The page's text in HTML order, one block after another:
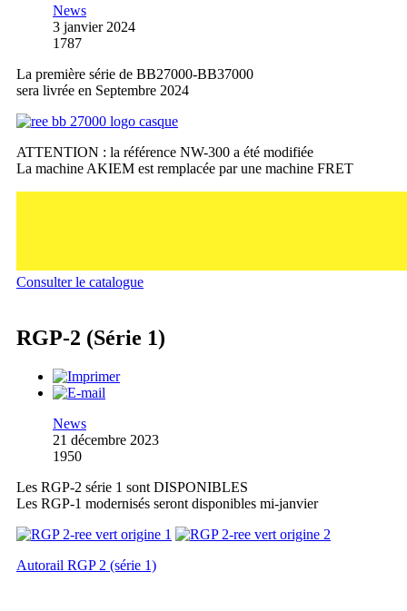
News
3 janvier 2024
1787
La première série de BB27000-BB37000
sera livrée en Septembre 2024
ATTENTION : la référence NW-300 a été modifiée
La machine AKIEM est remplacée par une machine FRET
Consulter le catalogue
RGP-2 (Série 1)
News
21 décembre 2023
1950
Les RGP-2 série 1 sont DISPONIBLES
Les RGP-1 modernisés seront disponibles mi-janvier
Autorail RGP 2 (série 1)